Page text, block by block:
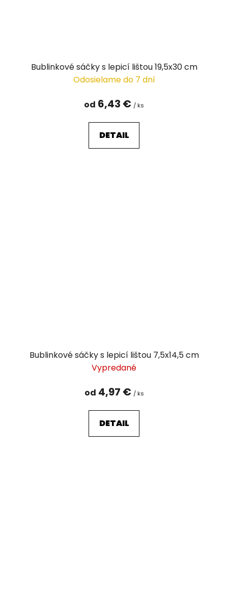
Bublinkové sáčky s lepicí lištou 19,5x30 cm
Odosielame do 7 dní
od 6,43 € / ks
DETAIL
Bublinkové sáčky s lepicí lištou 7,5x14,5 cm
Vypredané
od 4,97 € / ks
DETAIL